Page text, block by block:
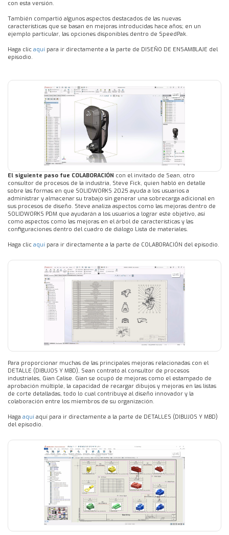
con esta versión.
También compartió algunos aspectos destacados de las nuevas
características que se basan en mejoras introducidas hace años; en un
ejemplo particular, las opciones disponibles dentro de SpeedPak.
Haga clic aquí para ir directamente a la parte de DISEÑO DE ENSAMBLAJE del
episodio.
El siguiente paso fue COLABORACIÓN con el invitado de Sean, otro
consultor de procesos de la industria, Steve Fick, quien habló en detalle
sobre las formas en que SOLIDWORKS 2025 ayuda a los usuarios a
administrar y almacenar su trabajo sin generar una sobrecarga adicional en
sus procesos de diseño. Steve analiza aspectos como las mejoras dentro de
SOLIDWORKS PDM que ayudarán a los usuarios a lograr este objetivo, así
como aspectos como las mejoras en el árbol de características y las
configuraciones dentro del cuadro de diálogo Lista de materiales.
Haga clic aquí para ir directamente a la parte de COLABORACIÓN del episodio.
Para proporcionar muchas de las principales mejoras relacionadas con el
DETALLE (DIBUJOS Y MBD), Sean contrató al consultor de procesos
industriales, Gian Calise. Gian se ocupó de mejoras como el estampado de
aprobación múltiple, la capacidad de recargar dibujos y mejoras en las listas
de corte detalladas, todo lo cual contribuye al diseño innovador y la
colaboración entre los miembros de su organización.
Haga aquí aquí para ir directamente a la parte de DETALLES (DIBUJOS Y MBD)
del episodio.